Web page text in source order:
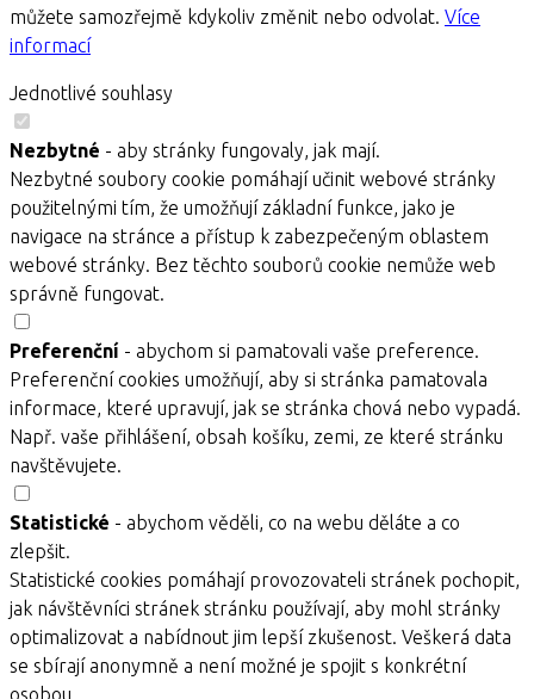
můžete samozřejmě kdykoliv změnit nebo odvolat. Více
informací
Jednotlivé souhlasy
Nezbytné - aby stránky fungovaly, jak mají.
Nezbytné soubory cookie pomáhají učinit webové stránky
použitelnými tím, že umožňují základní funkce, jako je
navigace na stránce a přístup k zabezpečeným oblastem
webové stránky. Bez těchto souborů cookie nemůže web
správně fungovat.
Preferenční - abychom si pamatovali vaše preference.
Preferenční cookies umožňují, aby si stránka pamatovala
informace, které upravují, jak se stránka chová nebo vypadá.
Např. vaše přihlášení, obsah košíku, zemi, ze které stránku
navštěvujete.
Statistické - abychom věděli, co na webu děláte a co
zlepšit.
Statistické cookies pomáhají provozovateli stránek pochopit,
jak návštěvníci stránek stránku používají, aby mohl stránky
optimalizovat a nabídnout jim lepší zkušenost. Veškerá data
se sbírají anonymně a není možné je spojit s konkrétní
osobou.